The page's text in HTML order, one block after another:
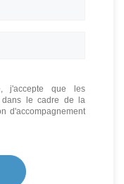
j'accepte que les
dans le cadre de la
d'accompagnement